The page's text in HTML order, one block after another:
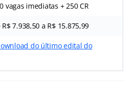
vagas imediatas + 250 CR
7.938,50 a R$ 15.875,99
do último edital do